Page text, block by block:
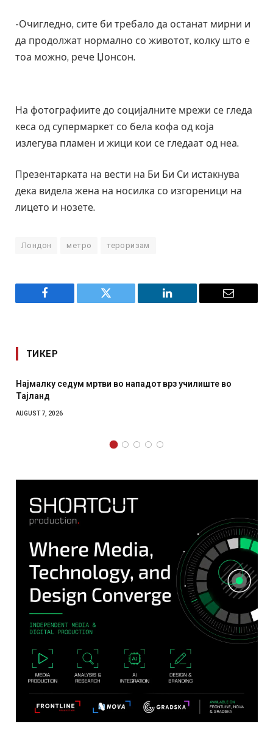
-Очигледно, сите би требало да останат мирни и
да продолжат нормално со животот, колку што е
тоа можно, рече Џонсон.
На фотографиите до социјалните мрежи се гледа
кеса од супермаркет со бела кофа од која
излегува пламен и жици кои се гледаат од неа.
Презентарката на вести на Би Би Си истакнува
дека видела жена на носилка со изгореници на
лицето и нозете.
Лондон метро тероризам
Facebook Twitter LinkedIn Email
ТИКЕР
СОЗИС: Украинците повеќе им веруваат на генералите
отколку на Зеленски
AUGUST 7, 2026